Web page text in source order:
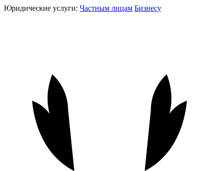
Юридические услуги: Частным лицам Бизнесу